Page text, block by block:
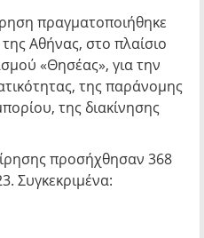
πραγματοποιήθηκε
Αθήνας, στο πλαίσιο
«Θησέας», για την
της παράνομης
της διακίνησης
προσήχθησαν 368
Συγκεκριμένα: